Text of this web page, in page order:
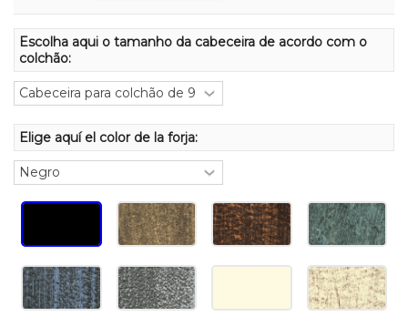
Elige aquí el color de la forja:
Escolha aqui o tamanho da cabeceira de acordo com o
colchão: